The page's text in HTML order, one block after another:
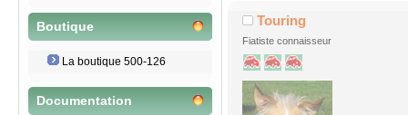
Boutique
La boutique 500-126
Documentation
Touring
Fiatiste connaisseur